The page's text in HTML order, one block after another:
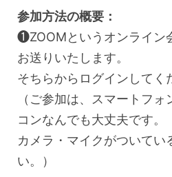
参加方法の概要：
❶ZOOMというオンライン
お送りいたします。
そちらからログインしてく
（ご参加は、スマートフ
コンなんでも大丈夫です。
カメラ・マイクがついてい
い。）